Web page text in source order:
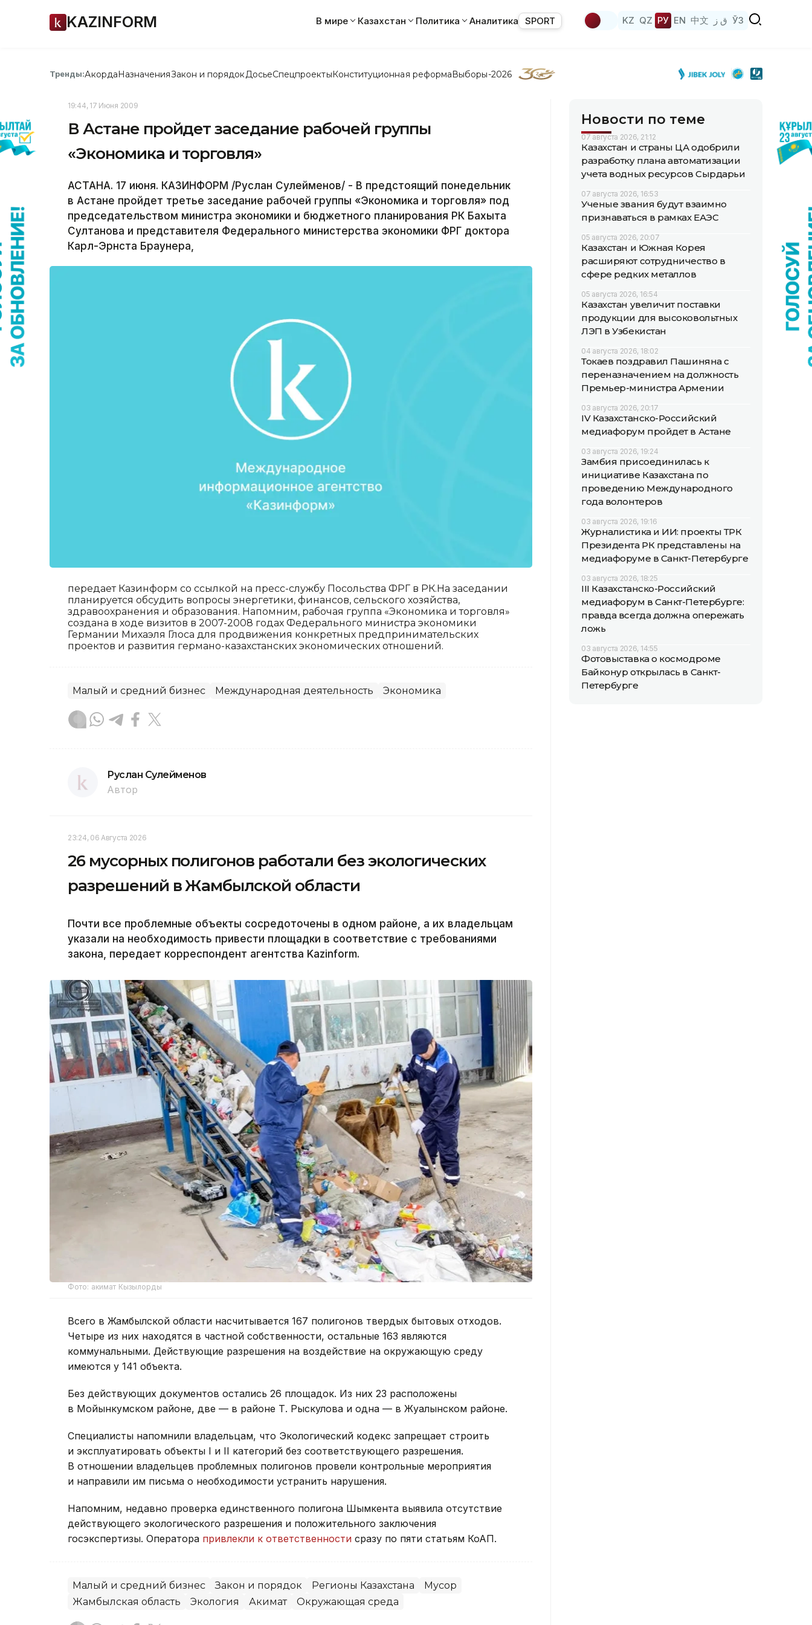
KAZINFORM В мире Казахстан Политика Аналитика SPORT KZ QZ РУ EN 中文 ق ز ЎЗ
Тренды:АкордаНазначенияЗакон и порядок ДосьеСпецпроектыКонституционная реформаВыборы-2026
19:44, 17 Июня 2009
В Астане пройдет заседание рабочей группы
«Экономика и торговля»
АСТАНА. 17 июня. КАЗИНФОРМ /Руслан Сулейменов/ - В предстоящий понедельник
в Астане пройдет третье заседание рабочей группы «Экономика и торговля» под
председательством министра экономики и бюджетного планирования РК Бахыта
Султанова и представителя Федерального министерства экономики ФРГ доктора
Карл-Эрнста Браунера,
передает Казинформ со ссылкой на пресс-службу Посольства ФРГ в РК.На заседании
планируется обсудить вопросы энергетики, финансов, сельского хозяйства,
здравоохранения и образования. Напомним, рабочая группа «Экономика и торговля»
создана в ходе визитов в 2007-2008 годах Федерального министра экономики
Германии Михаэля Глоса для продвижения конкретных предпринимательских
проектов и развития германо-казахстанских экономических отношений.
Малый и средний бизнес Международная деятельность Экономика
Руслан Сулейменов
Автор
23:24, 06 Августа 2026
26 мусорных полигонов работали без экологических
разрешений в Жамбылской области
Почти все проблемные объекты сосредоточены в одном районе, а их владельцам
указали на необходимость привести площадки в соответствие с требованиями
закона, передает корреспондент агентства Kazinform.
Фото: акимат Кызылорды
Всего в Жамбылской области насчитывается 167 полигонов твердых бытовых отходов.
Четыре из них находятся в частной собственности, остальные 163 являются
коммунальными. Действующие разрешения на воздействие на окружающую среду
имеются у 141 объекта.
Без действующих документов остались 26 площадок. Из них 23 расположены
в Мойынкумском районе, две — в районе Т. Рыскулова и одна — в Жуалынском районе.
Специалисты напомнили владельцам, что Экологический кодекс запрещает строить
и эксплуатировать объекты I и II категорий без соответствующего разрешения.
В отношении владельцев проблемных полигонов провели контрольные мероприятия
и направили им письма о необходимости устранить нарушения.
Напомним, недавно проверка единственного полигона Шымкента выявила отсутствие
действующего экологического разрешения и положительного заключения
госэкспертизы. Оператора привлекли к ответственности сразу по пяти статьям КоАП.
Малый и средний бизнес Закон и порядок Регионы Казахстана
Мусор
Жамбылская область
Экология Акимат Окружающая среда
Новости по теме
07 августа 2026, 21:12
Казахстан и страны ЦА одобрили
разработку плана автоматизации
учета водных ресурсов Сырдарьи
07 августа 2026, 16:53
Ученые звания будут взаимно
признаваться в рамках ЕАЭС
05 августа 2026, 20:07
Казахстан и Южная Корея
расширяют сотрудничество в
сфере редких металлов
05 августа 2026, 16:54
Казахстан увеличит поставки
продукции для высоковольтных
ЛЭП в Узбекистан
04 августа 2026, 18:02
Токаев поздравил Пашиняна с
переназначением на должность
Премьер-министра Армении
03 августа 2026, 20:17
IV Казахстанско-Российский
медиафорум пройдет в Астане
03 августа 2026, 19:24
Замбия присоединилась к
инициативе Казахстана по
проведению Международного
года волонтеров
03 августа 2026, 19:16
Журналистика и ИИ: проекты ТРК
Президента РК представлены на
медиафоруме в Санкт-Петербурге
03 августа 2026, 18:25
III Казахстанско-Российский
медиафорум в Санкт-Петербурге:
правда всегда должна опережать
ложь
03 августа 2026, 14:55
Фотовыставка о космодроме
Байконур открылась в Санкт-
Петербурге